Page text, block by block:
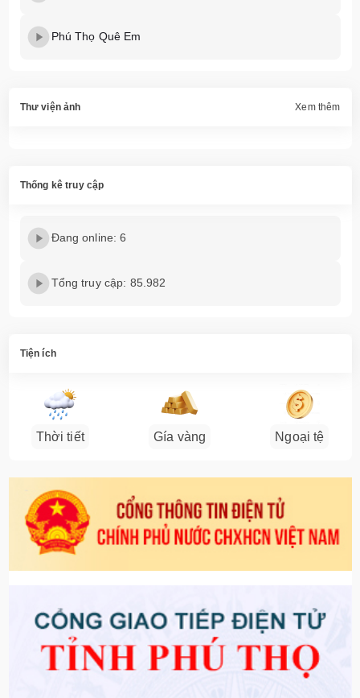
Phú Thọ Quê Em
Thư viện ảnh Xem thêm
Thống kê truy cập
Đang online: 6
Tổng truy cập: 85.982
Tiện ích
Thời tiết Gía vàng Ngoại tệ